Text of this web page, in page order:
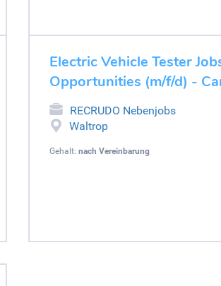
Electric Vehicle Tester
Opportunities (m/f/d) -
RECRUDO Nebenjobs
Waltrop
Gehalt: nach Vereinbarung